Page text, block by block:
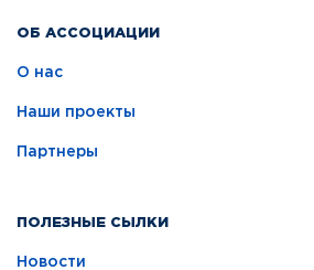
ОБ АССОЦИАЦИИ
О нас
Наши проекты
Партнеры
ПОЛЕЗНЫЕ СЫЛКИ
Новости